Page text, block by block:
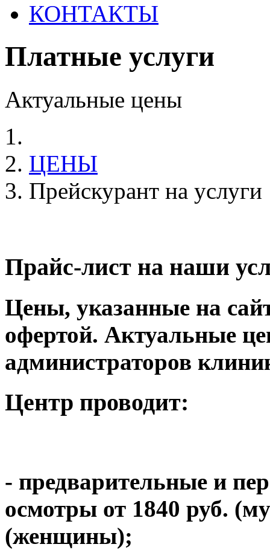
КОНТАКТЫ
Платные услуги
Актуальные цены
ЦЕНЫ
Прейскурант на услуги
Прайс-лист на наши
Цены, указанные на
офертой. Актуальные
администраторов
Центр проводит:
- предварительные и
осмотры от 1840 руб.
(женщины);